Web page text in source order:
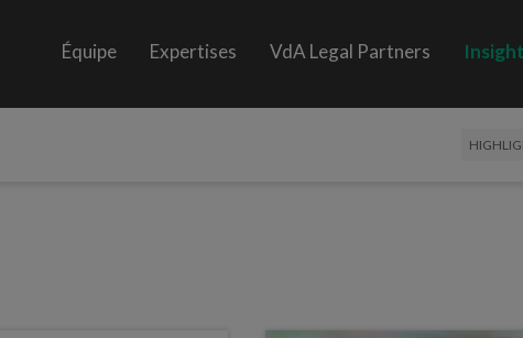
Équipe Expertises VdA Legal Partners